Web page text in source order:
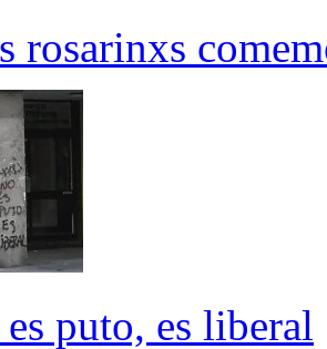
rosarinxs
puto, es liberal